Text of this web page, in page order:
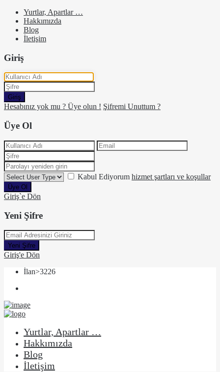
Yurtlar, Apartlar …
Hakkımızda
Blog
İletişim
Giriş
Giriş
Hesabınız yok mu ? Üye olun ! Şifremi Unuttum ?
Üye Ol
Kabul Ediyorum hizmet şartları ve koşullar
Üye Ol
Giriş`e Dön
Yeni Şifre
Yeni Şifre
Giriş'e Dön
İlan>3226
Yurtlar, Apartlar …
Hakkımızda
Blog
İletişim